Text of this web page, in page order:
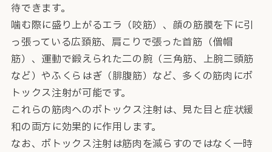
待できます。
噛む際に盛り上がるエラ（咬筋）、顔の筋膜を下に引
っ張っている広頚筋、肩こりで張った首筋（僧帽
筋）、運動で鍛えられた二の腕（三角筋、上腕二頭筋
など）やふくらはぎ（腓腹筋）など、多くの筋肉にボ
トックス注射が可能です。
これらの筋肉へのボトックス注射は、見た目と症状緩
和の両方に効果的に作用します。
なお、ボトックス注射は筋肉を減らすのではなく一時